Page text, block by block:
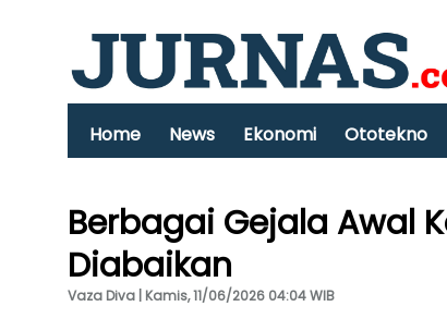
Home News Ekonomi Ototekno
Berbagai Gejala Awal
Diabaikan
Vaza Diva | Kamis, 11/06/2026 04:04 WIB